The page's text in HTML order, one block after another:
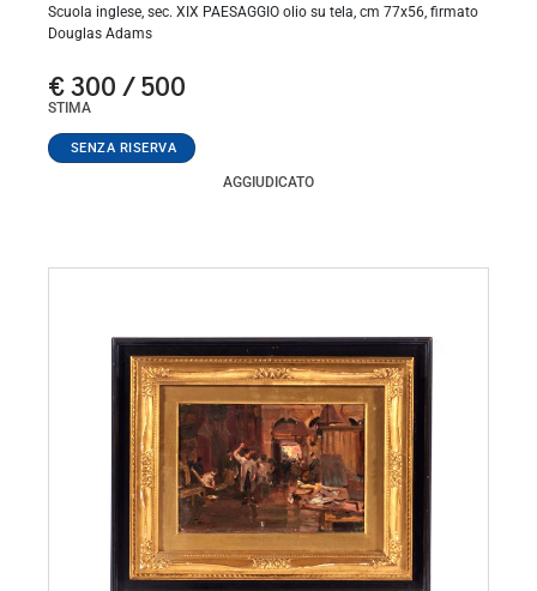
Scuola inglese, sec. XIX PAESAGGIO olio su tela, cm 77x56, firmato
Douglas Adams
€ 300 / 500
STIMA
AGGIUDICATO